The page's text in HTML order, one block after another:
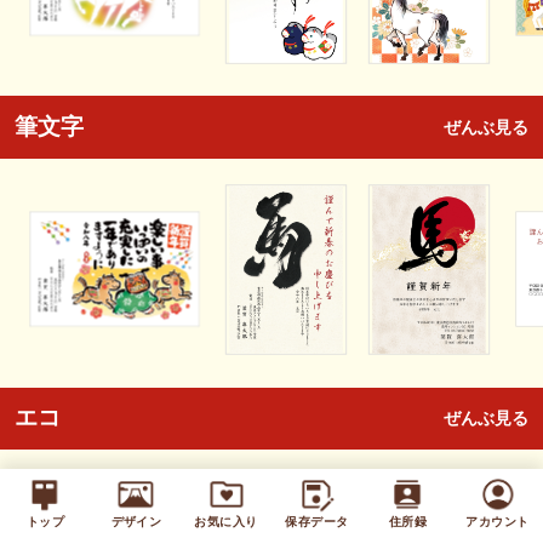
トップ デザイン お気に入り 保存データ 住所録 アカウント
筆文字 ぜんぶ見る
エコ ぜんぶ見る